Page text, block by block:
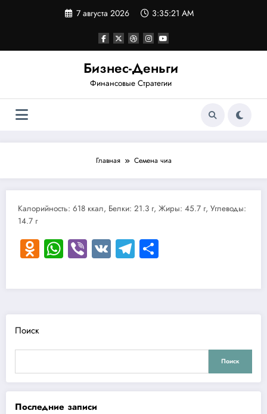
7 августа 2026 3:35:21 AM
Бизнес-Деньги
Финансовые Стратегии
Главная Семена чиа
Калорийность: 618 ккал, Белки: 21.3 г, Жиры: 45.7 г, Углеводы:
14.7 г
Odnoklassniki
WhatsApp
Viber
VKTelegram
Поиск
Поиск
Последние записи